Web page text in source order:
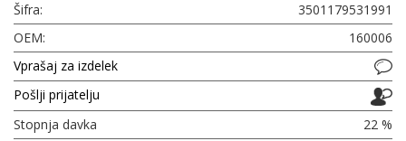
Šifra:
3501179531991
OEM:
160006
Vprašaj za izdelek
Pošlji prijatelju
Stopnja davka
22 %